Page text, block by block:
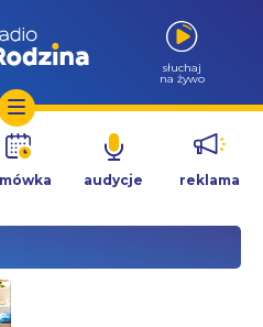
słuchaj
na żywo
audycje reklama